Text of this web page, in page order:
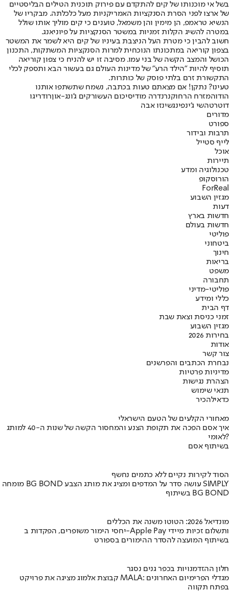
בשל אי מוכנותו של קים להתקדם עם פירוק תוכנית הטילים הבליסטיים
של ארצו לפני הסרת הסנקציות האמריקניות מעל כלכלתה. מבקריו של
הנשיא טראמפ, הן מימין והן משמאל, טוענים כי קים מוליך אותו שולל
במטרה להשיג הקלות זמניות במשטר הסנקציות על פיוניאנג.
חשוב להבין כי מטרת העל הניצבת בעיניו של קים היא לשמר את המשטר
בצפון קוריאה במתכונתו הנוכחית למרות הסנקציות המשתקות, התכנון
הכושל והמצב הקשה של בני עמו. מסיבה זו יש להניח כי צפון קוריאה
תוסיף להיות "הילד הרע" של מדינות העולם גם בעשור הבא ותספק לכלי
התקשורת זרם בלתי פוסק של כותרות.
טעינו? נתקן! אם מצאתם טעות בכתבה, נשמח שתשתפו אותנו
הודוהמזרח הרחוקנרנדרה מודיסיכום העשורקים ג'ונג-אוןרודריגו
דוטרטהשי ג'ינפינגשינזו אבה
מדורים
ספורט
תרבות ובידור
לייף סטייל
אוכל
תיירות
טכנולוגיה ומדע
הורוסקופ
ForReal
מגזין השבוע
דעות
חדשות בארץ
חדשות בעולם
פוליטי
ביטחוני
חינוך
בריאות
משפט
תחבורה
פוליטי-מדיני
כללי ומידע
דף הבית
זמני כניסת וצאת שבת
מגזין השבוע
בחירות 2026
אודות
צור קשר
נבחרת הכתבים והפרשנים
מדיניות פרטיות
הצהרת נגישות
תנאי שימוש
כדאילהכיר
מאחורי הקלעים של הטעם הישראלי
איך אסם הפכה את תקופת הצנע והמחסור הקשה של שנות ה-40 למותג
לאומי?
בשיתוף אסם
הסוד לקירות נקיים ללא כתמים נחשף
מומחה BG BOND עושה סדר על המדפים ומציג את מותג הצבע SIMPLY
בשיתוף BG BOND
מונדיאל 2026: הטוטו משנה את הכללים
יחסי הימור משופרים, הפקדות ב-Apple Pay ותשלום זכיות מיידי
בשיתוף המועצה להסדר ההימורים בספורט
חלון ההזדמנויות בכפר גנים נסגר
קבוצת אלמוג מציגה את פרויקט MALA: מגדלי הפרימיום האחרונים
בפתח תקווה